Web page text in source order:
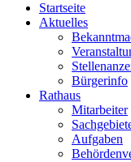
Startseite
Aktuelles
Bürgerinfo
Rathaus
Mitarbeiter
Aufgaben